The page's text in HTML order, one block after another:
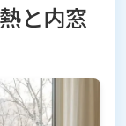
と内窓